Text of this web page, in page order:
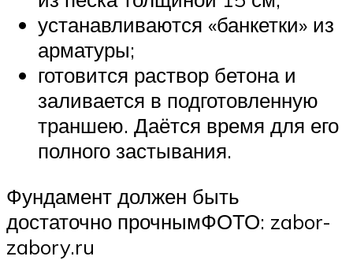
устанавливаются «банкетки» из
арматуры;
готовится раствор бетона и
заливается в подготовленную
траншею. Даётся время для его
полного застывания.
Фундамент должен быть
достаточно прочнымФОТО: zabor-
zabory.ru